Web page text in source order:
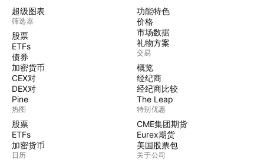
超级图表
筛选器
股票
ETFs
债券
加密货币
CEX对
DEX对
Pine
热图
股票
ETFs
加密货币
日历
功能特色
价格
市场数据
礼物方案
交易
概览
经纪商
经纪商比较
The Leap
特别优惠
CME集团期货
Eurex期货
美国股票包
关于公司